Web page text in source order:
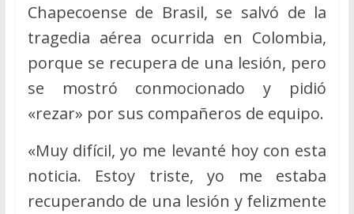
Chapecoense de Brasil, se salvó de la
tragedia aérea ocurrida en Colombia,
porque se recupera de una lesión, pero
se mostró conmocionado y pidió
«rezar» por sus compañeros de equipo.
«Muy difícil, yo me levanté hoy con esta
noticia. Estoy triste, yo me estaba
recuperando de una lesión y felizmente